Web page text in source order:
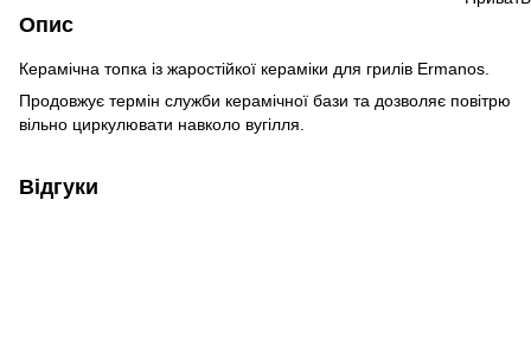
Опис
Керамічна топка із жаростійкої кераміки для грилів Ermanos.
Продовжує термін служби керамічної бази та дозволяє повітрю
вільно циркулювати навколо вугілля.
Відгуки